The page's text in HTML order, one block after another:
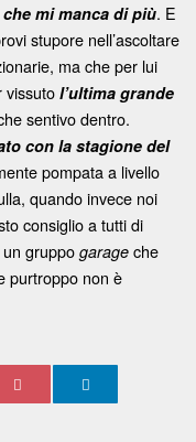
mi manca di più. E
stupore nell’ascoltare
ma che per lui
vissuto l’ultima grande
sentivo dentro.
con la stagione del
pompata a livello
quando invece noi
consiglio a tutti di
un gruppo garage che
purtroppo non è